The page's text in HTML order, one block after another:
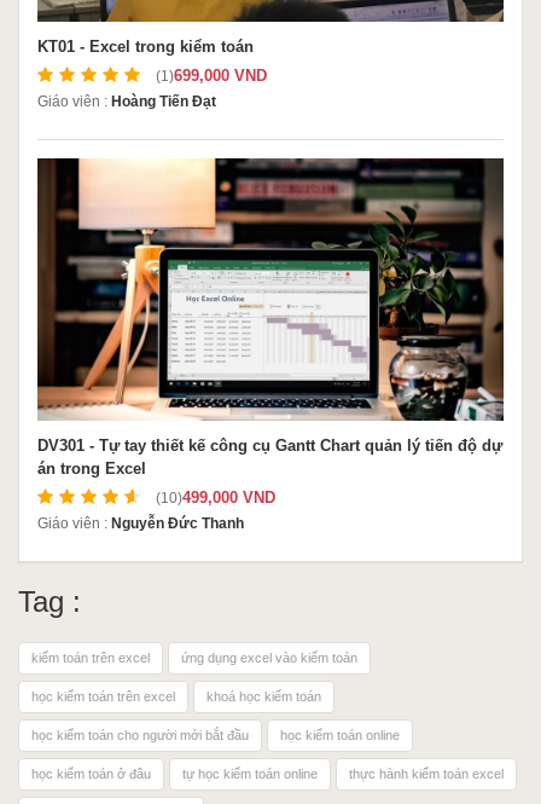
KT01 - Excel trong kiểm toán
(1)699,000 VND
Giáo viên : Hoàng Tiến Đạt
DV301 - Tự tay thiết kế công cụ Gantt Chart quản lý tiến độ dự
án trong Excel
(10)499,000 VND
Giáo viên : Nguyễn Đức Thanh
Tag :
kiểm toán trên excel ứng dụng excel vào kiểm toán
học kiểm toán trên excel khoá học kiểm toán
học kiểm toán cho người mới bắt đầu học kiểm toán online
học kiểm toán ở đâu tự học kiểm toán online thực hành kiểm toán excel